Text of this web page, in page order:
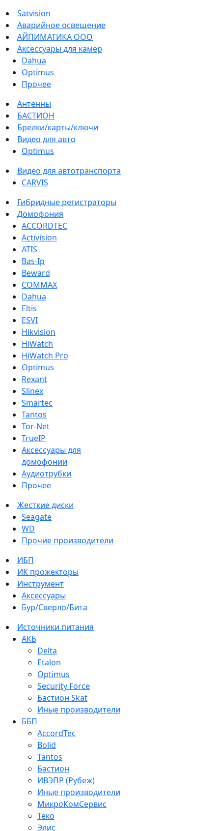
Satvision
Аварийное освещение
АЙПИМАТИКА ООО
Аксессуары для камер
Dahua
Optimus
Прочее
Антенны
БАСТИОН
Брелки/карты/ключи
Видео для авто
Optimus
Видео для автотранспорта
CARVIS
Гибридные регистраторы
Домофония
ACCORDTEC
Activision
ATIS
Bas-Ip
Beward
COMMAX
Dahua
Eltis
ESVI
Hikvision
HiWatch
HiWatch Pro
Optimus
Rexant
Slinex
Smartec
Tantos
Tor-Net
TrueIP
Аксессуары для
домофонии
Аудиотрубки
Прочее
Жесткие диски
Seagate
WD
Прочие производители
ИБП
ИК прожекторы
Инструмент
Аксессуары
Бур/Сверло/Бита
Источники питания
АКБ
Delta
Etalon
Optimus
Security Force
Бастион Skat
Иные производители
ББП
AccordTec
Bolid
Tantos
Бастион
ИВЭПР (Рубеж)
Иные производители
МикроКомСервис
Теко
Элис